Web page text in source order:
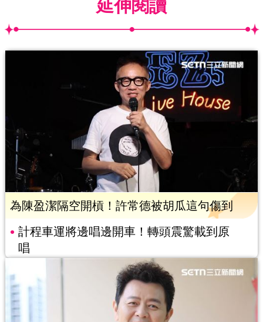
延伸閱讀
為陳盈潔隔空開槓！許常德被胡瓜這句傷到
計程車運將邊唱邊開車！轉頭震驚載到原
唱